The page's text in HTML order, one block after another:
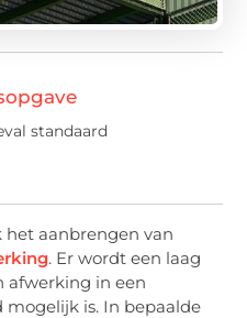
standaard
het aanbrengen van
. Er wordt een laag
afwerking in een
is. In bepaalde